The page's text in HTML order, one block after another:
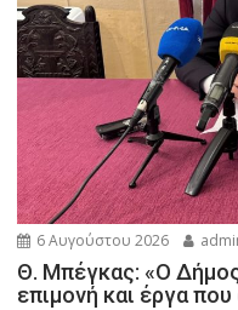
6 Αυγούστου 2026
Θ. Μπέγκας: «Ο
επιμονή και έργα